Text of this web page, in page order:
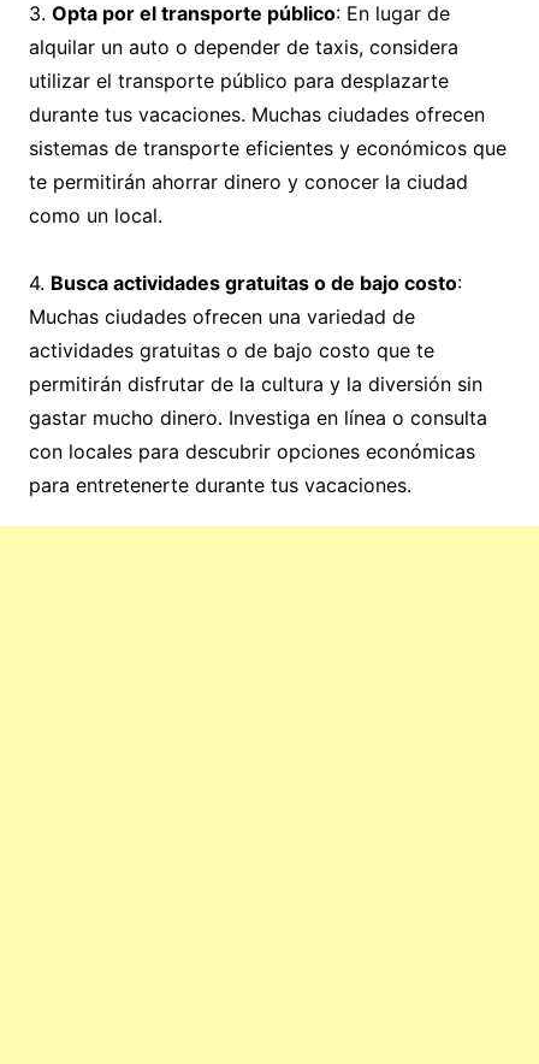
3. Opta por el transporte público: En lugar de
alquilar un auto o depender de taxis, considera
utilizar el transporte público para desplazarte
durante tus vacaciones. Muchas ciudades ofrecen
sistemas de transporte eficientes y económicos que
te permitirán ahorrar dinero y conocer la ciudad
como un local.
4. Busca actividades gratuitas o de bajo costo:
Muchas ciudades ofrecen una variedad de
actividades gratuitas o de bajo costo que te
permitirán disfrutar de la cultura y la diversión sin
gastar mucho dinero. Investiga en línea o consulta
con locales para descubrir opciones económicas
para entretenerte durante tus vacaciones.